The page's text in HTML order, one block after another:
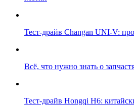
Тест-драйв Changan UNI-V:
Всё, что нужно знать о
Тест-драйв Hongqi H6: